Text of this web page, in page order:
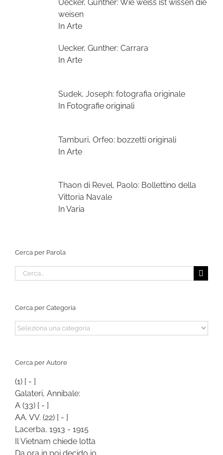
Uecker, Gunther: Wie weiss ist wissen die
weisen
In Arte
Uecker, Gunther: Carrara
In Arte
Sudek, Joseph: fotografia originale
In Fotografie originali
Tamburi, Orfeo: bozzetti originali
In Arte
Thaon di Revel, Paolo: Bollettino della
Vittoria Navale
In Varia
Cerca per Parola
Cerca
per:
Cerca per Categoria
Cerca
per
Cerca per Autore
(1) [ - ]
Galateri, Annibale:
A (33) [ - ]
AA. VV. (22) [ - ]
Lacerba, 1913 - 1915
Il Vietnam chiede lotta